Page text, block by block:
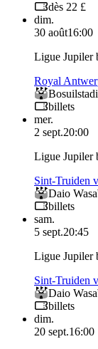
dès 22 £
dim.
30 août16:00
Ligue Jupiler
Royal
billets
mer.
2 sept.20:00
Ligue Jupiler
Sint-Truiden
Daio
billets
sam.
5 sept.20:45
Ligue Jupiler
Sint-Truiden
Daio
billets
dim.
20 sept.16:00